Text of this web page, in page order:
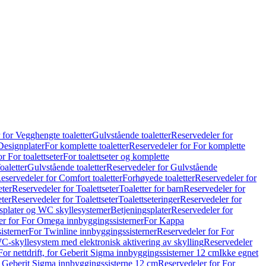
for Vegghengte toaletterGulvstående toaletterReservedeler for
For komplette toaletterReservedeler for For komplette
For toalettseterFor toalettseter og komplette
Gulvstående toaletterReservedeler for Gulvstående
for Comfort toaletterForhøyede toaletterReservedeler for
Reservedeler for ToalettseterToaletter for barnReservedeler for
Reservedeler for ToalettseterToalettseteringerReservedeler for
og WC skyllesystemerBetjeningsplaterReservedeler for
for For Omega innbyggingssisternerFor Kappa
For Twinline innbyggingssisternerReservedeler for For
skyllesystem med elektronisk aktivering av skyllingReservedeler
nettdrift, for Geberit Sigma innbyggingssisterner 12 cmIkke egnet
Sigma innbyggingssisterne 12 cmReservedeler for For